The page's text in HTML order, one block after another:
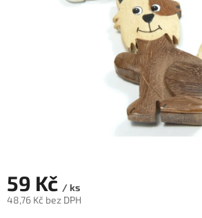
59 Kč / ks
48,76 Kč bez DPH